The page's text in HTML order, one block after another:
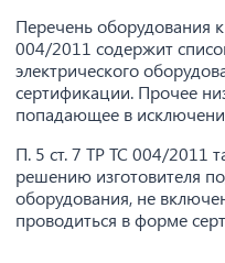
Перечень оборудования
004/2011 содержит
электрического
сертификации. Прочее
попадающее в
П. 5 ст. 7 ТР ТС 004/2011
решению изготовителя
оборудования, не
проводиться в форме